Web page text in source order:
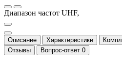
Диапазон частот UHF,
Описание Характеристики
Отзывы
Вопрос-ответ 0